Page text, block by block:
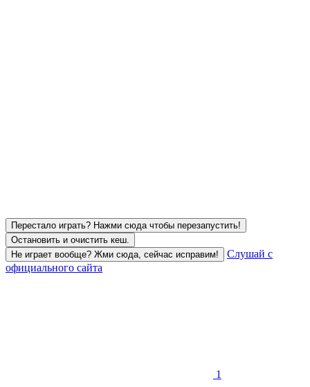
Перестало играть? Нажми сюда чтобы перезапустить!
Остановить и очистить кеш.
Не играет вообще? Жми сюда, сейчас исправим!
Слушай с
официального сайта
1